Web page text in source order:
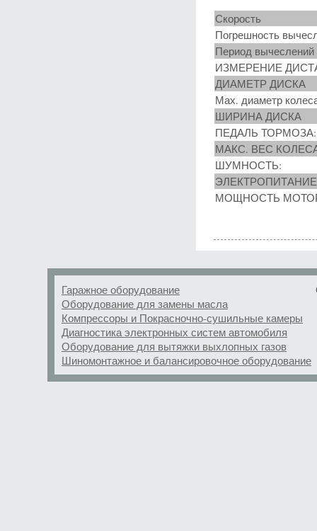
Скорость
Погрешность
Период
ИЗМЕРЕНИЕ
ДИАМЕТР ДИСКА
Мах. диаметр
ШИРИНА ДИСКА
ПЕДАЛЬ ТОРМОЗА:
МАКС. ВЕС
ШУМНОСТЬ:
МОЩНОСТЬ
Гаражное оборудование
Оборудование для замены масла
Компрессоры и Покрасночно-сушильные камеры
Диагностика электронных систем автомобиля
Оборудование для вытяжки выхлопных газов
Шиномонтажное и балансировочное оборудование